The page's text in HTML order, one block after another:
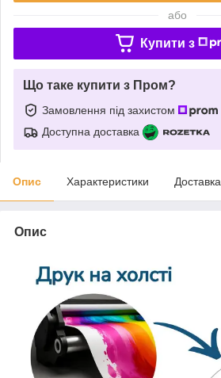
або
Купити з
Що таке купити з Пром?
Замовлення під захистом
Доступна доставка
Опис Характеристики Доставка
Опис